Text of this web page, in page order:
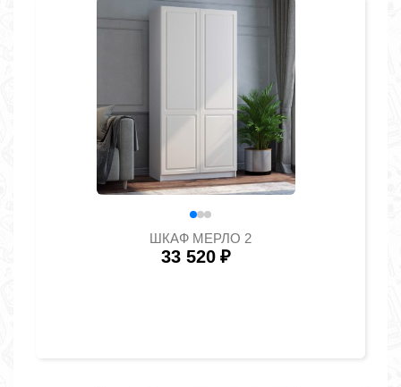
ШКАФ МЕРЛО 2
33 520 ₽